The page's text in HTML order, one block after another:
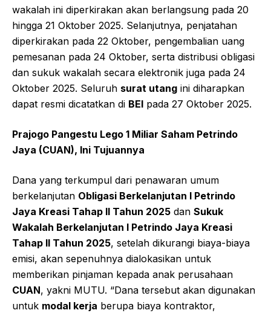
wakalah ini diperkirakan akan berlangsung pada 20
hingga 21 Oktober 2025. Selanjutnya, penjatahan
diperkirakan pada 22 Oktober, pengembalian uang
pemesanan pada 24 Oktober, serta distribusi obligasi
dan sukuk wakalah secara elektronik juga pada 24
Oktober 2025. Seluruh surat utang ini diharapkan
dapat resmi dicatatkan di BEI pada 27 Oktober 2025.
Prajogo Pangestu Lego 1 Miliar Saham Petrindo
Jaya (CUAN), Ini Tujuannya
Dana yang terkumpul dari penawaran umum
berkelanjutan Obligasi Berkelanjutan I Petrindo
Jaya Kreasi Tahap II Tahun 2025 dan Sukuk
Wakalah Berkelanjutan I Petrindo Jaya Kreasi
Tahap II Tahun 2025, setelah dikurangi biaya-biaya
emisi, akan sepenuhnya dialokasikan untuk
memberikan pinjaman kepada anak perusahaan
CUAN, yakni MUTU. “Dana tersebut akan digunakan
untuk modal kerja berupa biaya kontraktor,